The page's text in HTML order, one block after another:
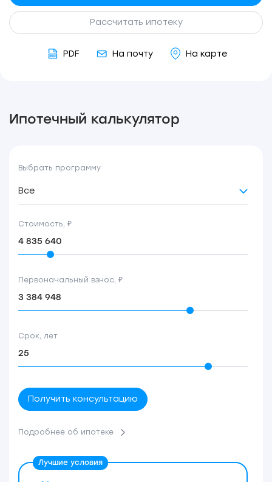
Рассчитать ипотеку
PDF На почту На карте
Ипотечный калькулятор
Выбрать программу
Все
Стоимость, ₽
Первоначальный взнос, ₽
Срок, лет
Получить консультацию
Подробнее об ипотеке